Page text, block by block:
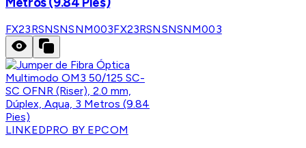
FX23RSNSNSNM003FX23RSNSNSNM003
LINKEDPRO BY EPCOM